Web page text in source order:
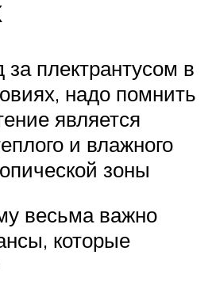
плектрантусом в
надо помнить
является
и влажного
зоны
весьма важно
которые